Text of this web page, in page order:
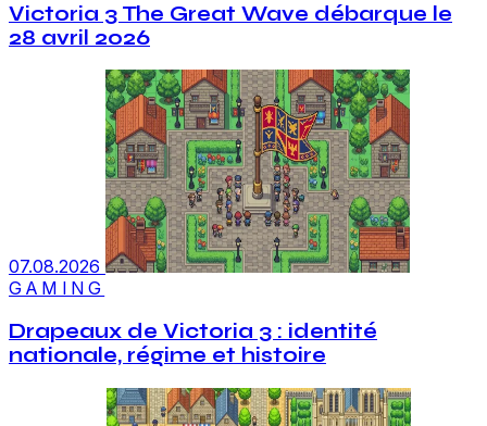
Victoria 3 The Great Wave débarque le
28 avril 2026
07.08.2026
GAMING
Drapeaux de Victoria 3 : identité
nationale, régime et histoire